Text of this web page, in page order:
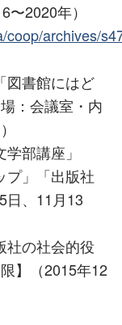
2020年）
coop/archives/
図書館にはど
：会議室・内
部講座」
プ」「出版社
日、11月13
の社会的役
】（2015年12